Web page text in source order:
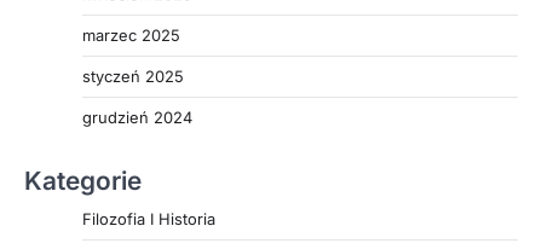
marzec 2025
styczeń 2025
grudzień 2024
Kategorie
Filozofia I Historia